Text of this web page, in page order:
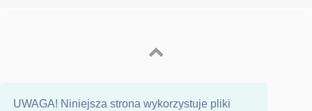
UWAGA! Niniejsza strona wykorzystuje pliki